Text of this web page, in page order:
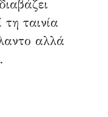
ταινία
αλλά